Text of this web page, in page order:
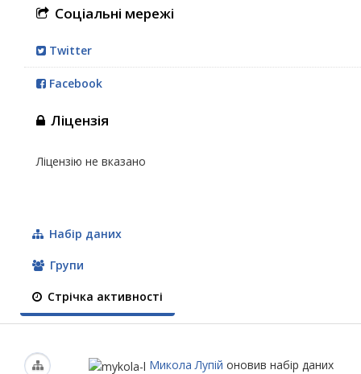
Соціальні мережі
Twitter
Facebook
Ліцензія
Ліцензію не вказано
Набір даних
Групи
Стрічка активності
Микола Лупій оновив набір даних